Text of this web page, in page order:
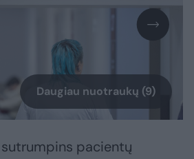
Daugiau nuotraukų (9)
pacientų